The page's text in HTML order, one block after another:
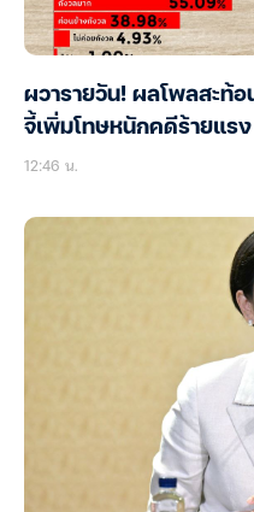
ผวารายวัน! ผลโพลสะท้
จี้เพิ่มโทษหนักคดีร้ายแรง
12:46 น.